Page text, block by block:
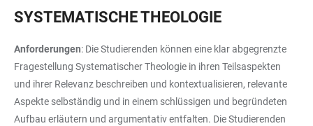
SYSTEMATISCHE THEOLOGIE
Anforderungen: Die Studierenden können eine klar abgegrenzte
Fragestellung Systematischer Theologie in ihren Teilsaspekten
und ihrer Relevanz beschreiben und kontextualisieren, relevante
Aspekte selbständig und in einem schlüssigen und begründeten
Aufbau erläutern und argumentativ entfalten. Die Studierenden